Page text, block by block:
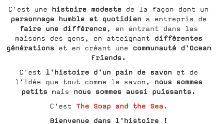
C'est une histoire modeste de la façon dont un
personnage humble et quotidiena entrepris de
faire une différence, en entrant dans les
maisons des gens, en atteignant différentes
générationset en créant une communauté d'Ocean
Friends.
C'est l'histoire d'un pain de savonet de
l'idée que tout comme le savon, nous sommes
petits mais nous sommes aussi puissants.
C'est The Soap and the Sea.
Bienvenue dans l'histoire !